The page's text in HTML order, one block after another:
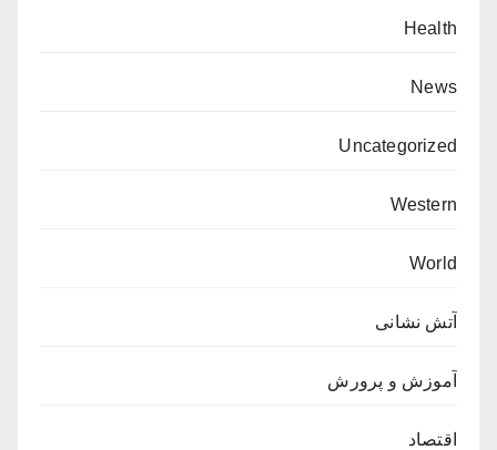
Health
News
Uncategorized
Western
World
آتش نشانی
آموزش و پرورش
اقتصاد